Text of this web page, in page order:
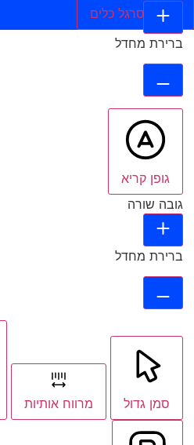
הסתר סרגל כלים
ברירת מחדל
גופן קריא
גובה שורה
ברירת מחדל
סמן גדול מרווח אותיות